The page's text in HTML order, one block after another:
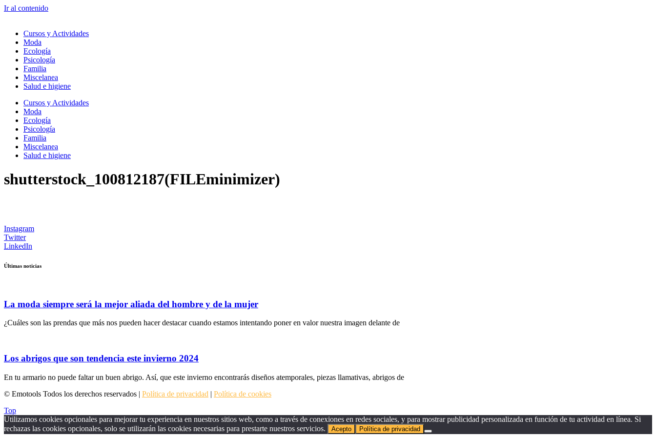
Ir al contenido
Cursos y Actividades
Moda
Ecología
Psicología
Familia
Miscelanea
Salud e higiene
Cursos y Actividades
Moda
Ecología
Psicología
Familia
Miscelanea
Salud e higiene
shutterstock_100812187(FILEminimizer)
Instagram
Twitter
LinkedIn
Últimas noticias
La moda siempre será la mejor aliada del hombre y de la mujer
¿Cuáles son las prendas que más nos pueden hacer destacar cuando estamos intentando poner en valor nuestra imagen delante de
Los abrigos que son tendencia este invierno 2024
En tu armario no puede faltar un buen abrigo. Así, que este invierno encontrarás diseños atemporales, piezas llamativas, abrigos de
© Emotools Todos los derechos reservados | Política de privacidad | Política de cookies
Top
Utilizamos cookies opcionales para mejorar tu experiencia en nuestros sitios web, como a través de conexiones en redes sociales, y para mostrar publicidad personalizada en función de tu actividad en línea. Si
rechazas las cookies opcionales, solo se utilizarán las cookies necesarias para prestarte nuestros servicios.
Acepto Política de privacidad